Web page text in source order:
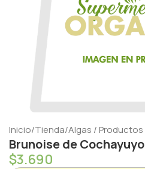
Inicio/Tienda/Algas / Productos
Brunoise de
$3.690